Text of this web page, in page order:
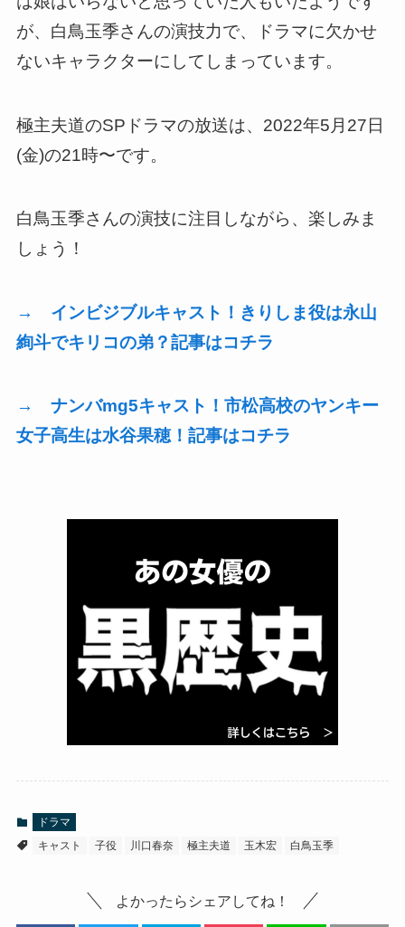
が、白鳥玉季さんの演技力で、ドラマに欠かせ
ないキャラクターにしてしまっています。
極主夫道のSPドラマの放送は、2022年5月27日
(金)の21時〜です。
白鳥玉季さんの演技に注目しながら、楽しみま
しょう！
→ インビジブルキャスト！きりしま役は永山
絢斗でキリコの弟？記事はコチラ
→ ナンバmg5キャスト！市松高校のヤンキー
女子高生は水谷果穂！記事はコチラ
ドラマ
キャスト
子役 川口春奈 極主夫道 玉木宏 白鳥玉季
よかったらシェアしてね！